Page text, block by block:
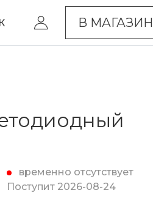
В МАГАЗИН
временно отсутствует
Поступит 2026-08-24